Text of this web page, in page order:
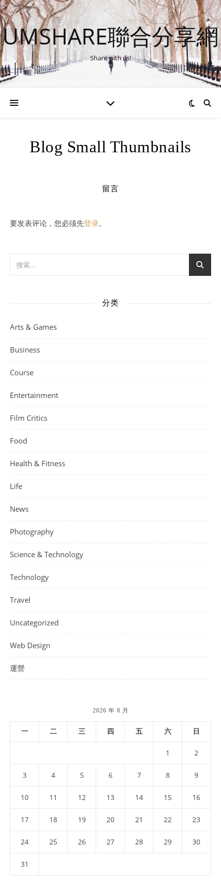
UMSHARE聯合分享網
Share with us!
Blog Small Thumbnails
留言
要发表评论，您必须先登录。
分类
Arts & Games
Business
Course
Entertainment
Film Critics
Food
Health & Fitness
Life
News
Photography
Science & Technology
Technology
Travel
Uncategorized
Web Design
運營
2026 年 8 月
一 二 三 四 五 六 日
1 2
3 4 5 6 7 8 9
10 11 12 13 14 15 16
17 18 19 20 21 22 23
24 25 26 27 28 29 30
31